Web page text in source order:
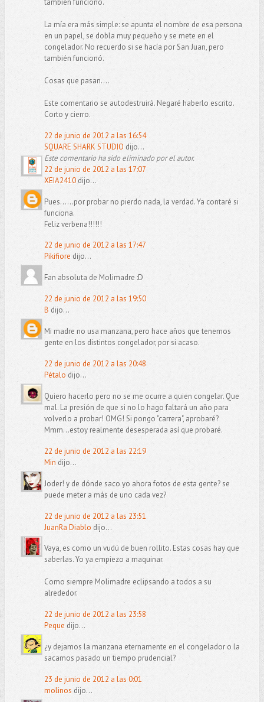
La mía era más simple: se apunta el nombre de esa persona
en un papel, se dobla muy pequeño y se mete en el
congelador. No recuerdo si se hacía por San Juan, pero
también funcionó.
Cosas que pasan....
Este comentario se autodestruirá. Negaré haberlo escrito.
Corto y cierro.
22 de junio de 2012 a las 16:54
SQUARE SHARK STUDIO dijo...
Este comentario ha sido eliminado por el autor.
22 de junio de 2012 a las 17:07
XEIA2410dijo...
Pues......por probar no pierdo nada, la verdad. Ya contaré si
funciona.
Feliz verbena!!!!!!
22 de junio de 2012 a las 17:47
Pikifiore dijo...
Fan absoluta de Molimadre :D
22 de junio de 2012 a las 19:50
B dijo...
Mi madre no usa manzana, pero hace años que tenemos
gente en los distintos congelador, por si acaso.
22 de junio de 2012 a las 20:48
Pétalo dijo...
Quiero hacerlo pero no se me ocurre a quien congelar. Que
mal. La presión de que si no lo hago faltará un año para
volverlo a probar! OMG! Si pongo "carrera", aprobaré?
Mmm...estoy realmente desesperada así que probaré.
22 de junio de 2012 a las 22:19
Min dijo...
Joder! y de dónde saco yo ahora fotos de esta gente? se
puede meter a más de uno cada vez?
22 de junio de 2012 a las 23:51
JuanRa Diablo dijo...
Vaya, es como un vudú de buen rollito. Estas cosas hay que
saberlas. Yo ya empiezo a maquinar.
Como siempre Molimadre eclipsando a todos a su
alrededor.
22 de junio de 2012 a las 23:58
Peque dijo...
¿y dejamos la manzana eternamente en el congelador o la
sacamos pasado un tiempo prudencial?
23 de junio de 2012 a las 0:01
molinos dijo...